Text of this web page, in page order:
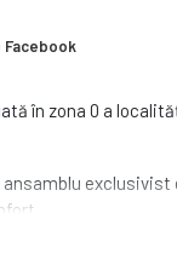
Facebook
în zona 0 a